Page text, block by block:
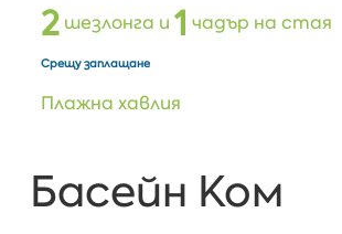
2шезлонга и 1 чадър на стая
Срещу заплащане
Плажна хавлия
Басейн Ком